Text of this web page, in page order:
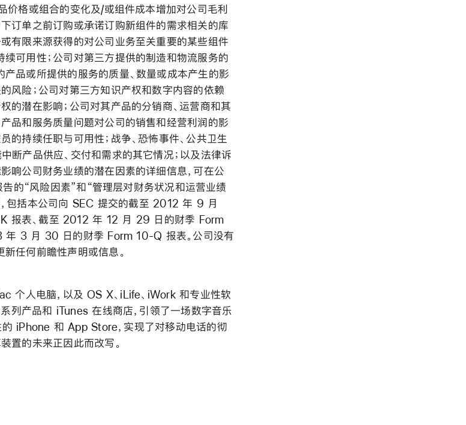
价格或组合的变化及/或组件成本增加对公司毛利
订单之前订购或承诺订购新组件的需求相关的库
有限来源获得的对公司业务至关重要的某些组件
可用性；公司对第三方提供的制造和物流服务的
品或所提供的服务的质量、数量或成本产生的影
风险；公司对第三方知识产权和数字内容的依赖
的潜在影响；公司对其产品的分销商、运营商和其
品和服务质量问题对公司的销售和经营利润的影
的持续任职与可用性；战争、恐怖事件、公共卫生
断产品供应、交付和需求的其它情况；以及法律诉
响公司财务业绩的潜在因素的详细信息，可在公
的“风险因素”和“管理层对财务状况和运营业绩
包括本公司向 SEC 提交的截至 2012 年 9 月
报表、截至 2012 年 12 月 29 日的财季 Form
3 月 30 日的财季 Form 10-Q 报表。公司没有
任何前瞻性声明或信息。
个人电脑，以及 OS X、iLife、iWork 和专业性软
列产品和 iTunes 在线商店，引领了一场数字音乐
的 iPhone 和 App Store，实现了对移动电话的彻
置的未来正因此而改写。